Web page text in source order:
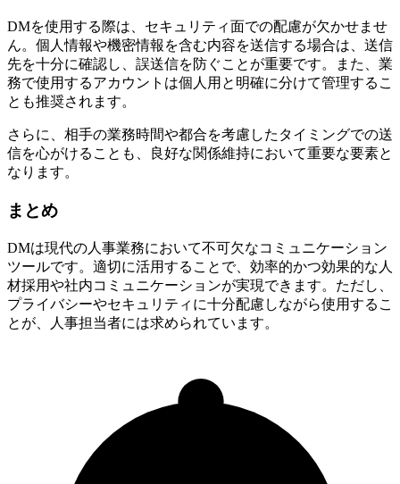
DMを使用する際は、セキュリティ面での配慮が欠かせませ
ん。個人情報や機密情報を含む内容を送信する場合は、送信
先を十分に確認し、誤送信を防ぐことが重要です。また、業
務で使用するアカウントは個人用と明確に分けて管理するこ
とも推奨されます。
さらに、相手の業務時間や都合を考慮したタイミングでの送
信を心がけることも、良好な関係維持において重要な要素と
なります。
まとめ
DMは現代の人事業務において不可欠なコミュニケーション
ツールです。適切に活用することで、効率的かつ効果的な人
材採用や社内コミュニケーションが実現できます。ただし、
プライバシーやセキュリティに十分配慮しながら使用するこ
とが、人事担当者には求められています。